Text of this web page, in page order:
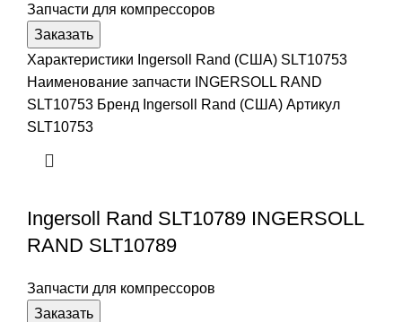
Запчасти для компрессоров
Заказать
Характеристики Ingersoll Rand (США) SLT10753
Наименование запчасти INGERSOLL RAND
SLT10753 Бренд Ingersoll Rand (США) Артикул
SLT10753
Ingersoll Rand SLT10789 INGERSOLL
RAND SLT10789
Запчасти для компрессоров
Заказать